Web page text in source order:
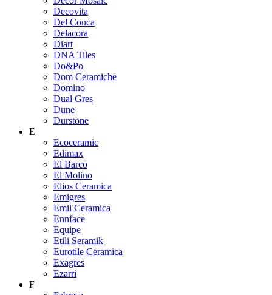
Decovita
Del Conca
Delacora
Diart
DNA Tiles
Do&Po
Dom Ceramiche
Domino
Dual Gres
Dune
Durstone
E
Ecoceramic
Edimax
El Barco
El Molino
Elios Ceramica
Emigres
Emil Ceramica
Ennface
Equipe
Etili Seramik
Eurotile Ceramica
Exagres
Ezarri
F